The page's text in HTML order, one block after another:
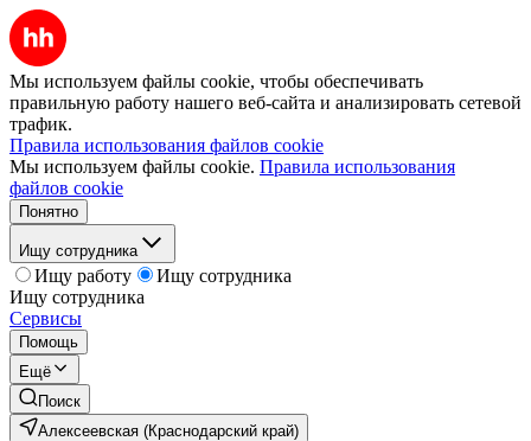
Мы используем файлы cookie, чтобы обеспечивать
правильную работу нашего веб-сайта и анализировать сетевой
трафик.
Правила использования файлов cookie
Мы используем файлы cookie. Правила использования
файлов cookie
Понятно
Ищу сотрудника
Ищу работу
Ищу сотрудника
Ищу сотрудника
Сервисы
Помощь
Ещё
Поиск
Алексеевская (Краснодарский край)